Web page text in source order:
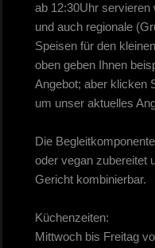
ab 12:30Uhr
und auch regionale
Speisen für den
oben geben Ihnen
Angebot; aber klicken
um unser aktuelles
Die
oder vegan zubereitet
Gericht kombinierbar.
Küchenzeiten:
Mittwoch bis Freitag